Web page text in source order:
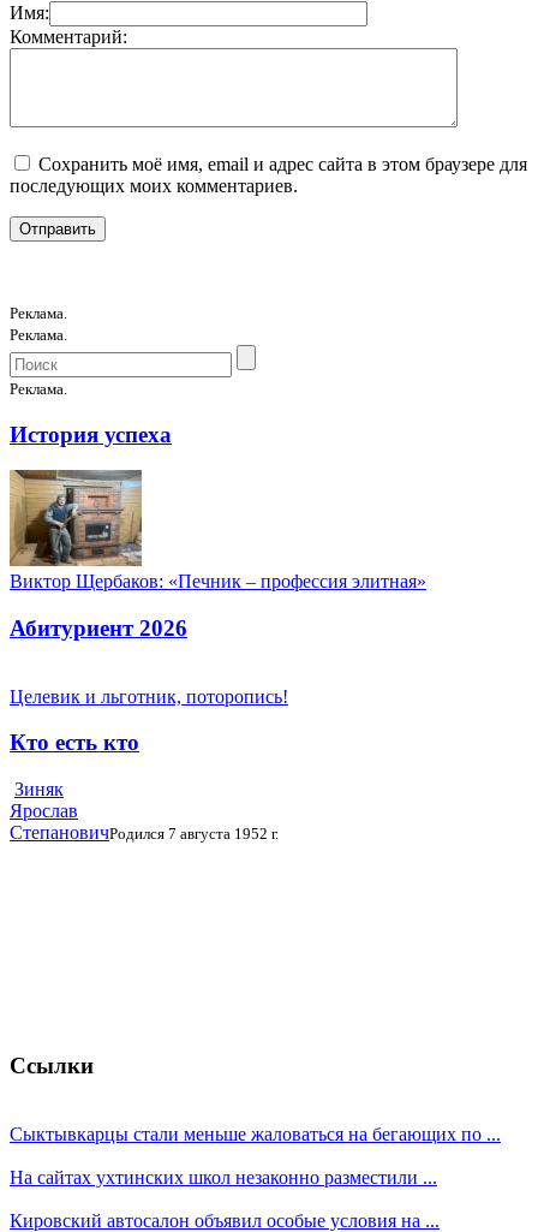
Имя:
Комментарий:
Сохранить моё имя, email и адрес сайта в этом браузере для
последующих моих комментариев.
Реклама.
Реклама.
Реклама.
История успеха
Виктор Щербаков: «Печник – профессия элитная»
Абитуриент 2026
Целевик и льготник, поторопись!
Кто есть кто
Зиняк
Ярослав
СтепановичРодился 7 августа 1952 г.
Ссылки
Сыктывкарцы стали меньше жаловаться на бегающих по ...
На сайтах ухтинских школ незаконно разместили ...
Кировский автосалон объявил особые условия на ...